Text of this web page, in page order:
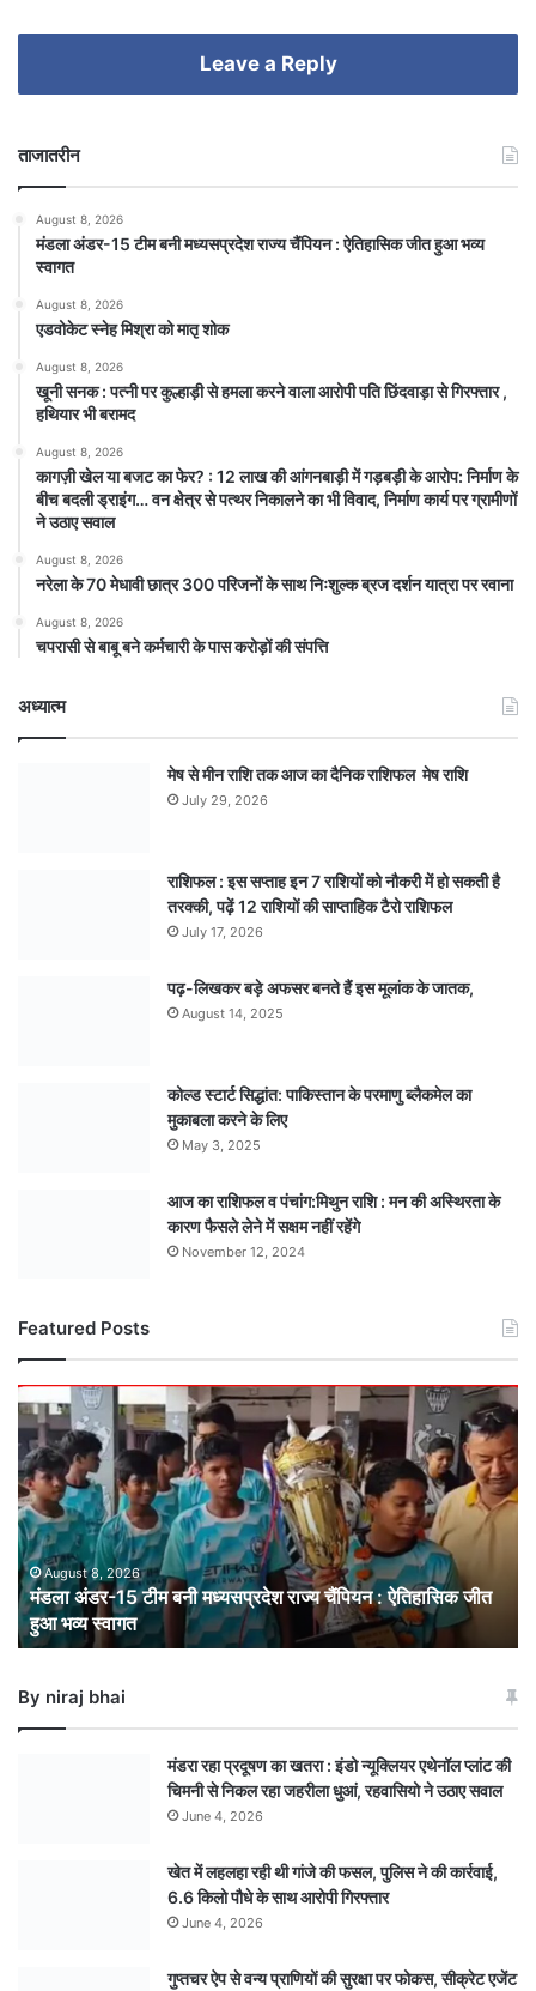
Leave a Reply
ताजातरीन
August 8, 2026
मंडला अंडर-15 टीम बनी मध्यसप्रदेश राज्य चैंपियन : ऐतिहासिक जीत हुआ भव्य
स्वागत
August 8, 2026
एडवोकेट स्नेह मिश्रा को मातृ शोक
August 8, 2026
खूनी सनक : पत्नी पर कुल्हाड़ी से हमला करने वाला आरोपी पति छिंदवाड़ा से गिरफ्तार ,
हथियार भी बरामद
August 8, 2026
कागज़ी खेल या बजट का फेर? : 12 लाख की आंगनबाड़ी में गड़बड़ी के आरोप: निर्माण के
बीच बदली ड्राइंग… वन क्षेत्र से पत्थर निकालने का भी विवाद, निर्माण कार्य पर ग्रामीणों
ने उठाए सवाल
August 8, 2026
नरेला के 70 मेधावी छात्र 300 परिजनों के साथ निःशुल्क ब्रज दर्शन यात्रा पर रवाना
August 8, 2026
चपरासी से बाबू बने कर्मचारी के पास करोड़ों की संपत्ति
अध्यात्म
मेष से मीन राशि तक आज का दैनिक राशिफल मेष राशि
July 29, 2026
राशिफल : इस सप्ताह इन 7 राशियों को नौकरी में हो सकती है
तरक्की, पढ़ें 12 राशियों की साप्ताहिक टैरो राशिफल
July 17, 2026
पढ़-लिखकर बड़े अफसर बनते हैं इस मूलांक के जातक,
August 14, 2025
कोल्ड स्टार्ट सिद्धांत: पाकिस्तान के परमाणु ब्लैकमेल का
मुकाबला करने के लिए
May 3, 2025
आज का राशिफल व पंचांग:मिथुन राशि : मन की अस्थिरता के
कारण फैसले लेने में सक्षम नहीं रहेंगे
November 12, 2024
Featured Posts
मंडला
अंडर-15
टीम
बनी
मध्यसप्रदेश
राज्य
चैंपियन
: ऐतिहासिक
जीत
हुआ
भव्य
August 8, 2026
मंडला अंडर-15 टीम बनी मध्यसप्रदेश राज्य चैंपियन : ऐतिहासिक जीत
हुआ भव्य स्वागत
By niraj bhai
मंडरा रहा प्रदूषण का खतरा : इंडो न्यूक्लियर एथेनॉल प्लांट की
चिमनी से निकल रहा जहरीला धुआं, रहवासियो ने उठाए सवाल
June 4, 2026
खेत में लहलहा रही थी गांजे की फसल, पुलिस ने की कार्रवाई,
6.6 किलो पौधे के साथ आरोपी गिरफ्तार
June 4, 2026
गुप्तचर ऐप से वन्य प्राणियों की सुरक्षा पर फोकस, सीक्रेट एजेंट